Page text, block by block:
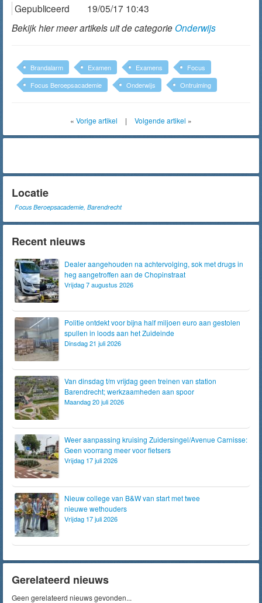
Gepubliceerd
19/05/17 10:43
Bekijk hier meer artikels uit de categorieOnderwijs
Brandalarm Examen Examens
Focus
Focus Beroepsacademie
Onderwijs Ontruiming
« Vorige artikel | Volgende artikel »
Locatie
Focus Beroepsacademie, Barendrecht
Recent nieuws
Dealer aangehouden na achtervolging, sok met drugs in
heg aangetroffen aan de Chopinstraat
Vrijdag 7 augustus 2026
Politie ontdekt voor bijna half miljoen euro aan gestolen
spullen in loods aan het Zuideinde
Dinsdag 21 juli 2026
Van dinsdag t/m vrijdag geen treinen van station
Barendrecht; werkzaamheden aan spoor
Maandag 20 juli 2026
Weer aanpassing kruising Zuidersingel/Avenue Carnisse:
Geen voorrang meer voor fietsers
Vrijdag 17 juli 2026
Nieuw college van B&W van start met twee
nieuwe wethouders
Vrijdag 17 juli 2026
Gerelateerd nieuws
Geen gerelateerd nieuws gevonden...